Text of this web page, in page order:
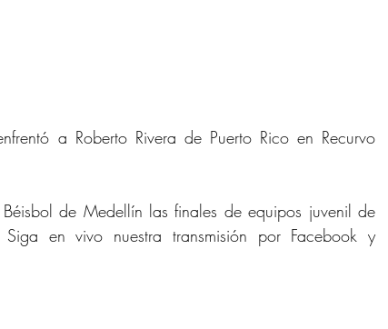
a Roberto Rivera de Puerto Rico en Recurvo
de Medellín las finales de equipos juvenil de
en vivo nuestra transmisión por Facebook y